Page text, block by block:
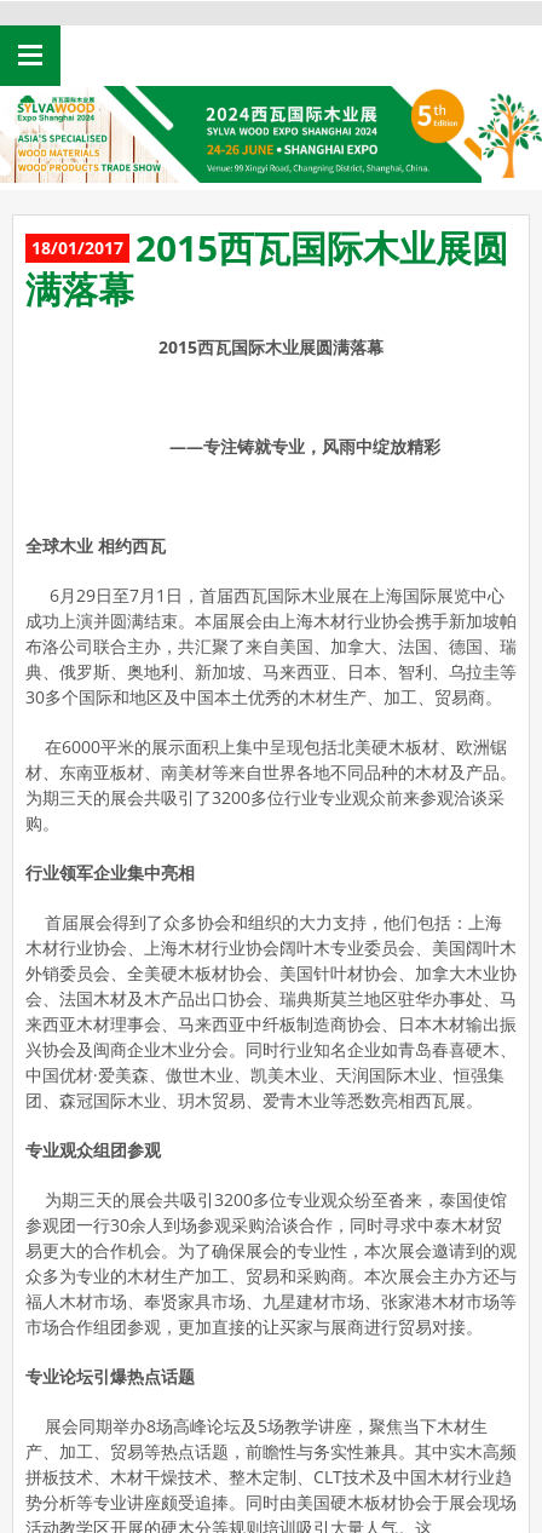
中文
18/01/2017 2015西瓦国际木业展圆
满落幕
2015西瓦国际木业展圆满落幕
——专注铸就专业，风雨中绽放精彩
全球木业 相约西瓦
6月29日至7月1日，首届西瓦国际木业展在上海国际展览中心
成功上演并圆满结束。本届展会由上海木材行业协会携手新加坡帕
布洛公司联合主办，共汇聚了来自美国、加拿大、法国、德国、瑞
典、俄罗斯、奥地利、新加坡、马来西亚、日本、智利、乌拉圭等
30多个国际和地区及中国本土优秀的木材生产、加工、贸易商。
在6000平米的展示面积上集中呈现包括北美硬木板材、欧洲锯
材、东南亚板材、南美材等来自世界各地不同品种的木材及产品。
为期三天的展会共吸引了3200多位行业专业观众前来参观洽谈采
购。
行业领军企业集中亮相
首届展会得到了众多协会和组织的大力支持，他们包括：上海
木材行业协会、上海木材行业协会阔叶木专业委员会、美国阔叶木
外销委员会、全美硬木板材协会、美国针叶材协会、加拿大木业协
会、法国木材及木产品出口协会、瑞典斯莫兰地区驻华办事处、马
来西亚木材理事会、马来西亚中纤板制造商协会、日本木材输出振
兴协会及闽商企业木业分会。同时行业知名企业如青岛春喜硬木、
中国优材·爱美森、傲世木业、凯美木业、天润国际木业、恒强集
团、森冠国际木业、玥木贸易、爱青木业等悉数亮相西瓦展。
专业观众组团参观
为期三天的展会共吸引3200多位专业观众纷至沓来，泰国使馆
参观团一行30余人到场参观采购洽谈合作，同时寻求中泰木材贸
易更大的合作机会。为了确保展会的专业性，本次展会邀请到的观
众多为专业的木材生产加工、贸易和采购商。本次展会主办方还与
福人木材市场、奉贤家具市场、九星建材市场、张家港木材市场等
市场合作组团参观，更加直接的让买家与展商进行贸易对接。
专业论坛引爆热点话题
展会同期举办8场高峰论坛及5场教学讲座，聚焦当下木材生
产、加工、贸易等热点话题，前瞻性与务实性兼具。其中实木高频
拼板技术、木材干燥技术、整木定制、CLT技术及中国木材行业趋
势分析等专业讲座颇受追捧。同时由美国硬木板材协会于展会现场
活动教学区开展的硬木分等规则培训吸引大量人气。这
HOME
ABOUT US
EXHIBITORS
VISITOR
SPONSORSHIP
TRAVEL & HOTEL